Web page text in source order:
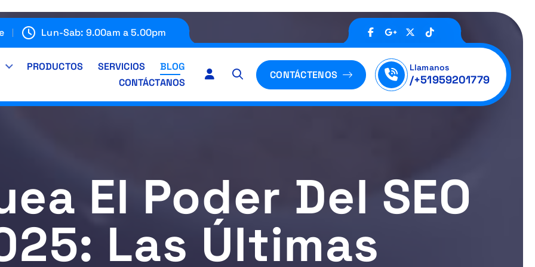
Lun-Sab: 9.00am a 5.00pm
PRODUCTOS SERVICIOS
BLOG
CONTÁCTANOS
CONTÁCTENOS
Llamanos
/+51959201779
El Poder Del SEO
Las Últimas